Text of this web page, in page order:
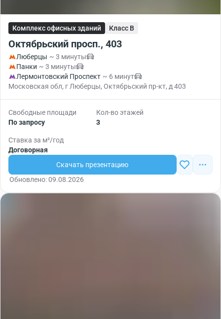
Комплекс офисных зданий Класс B
Октябрьский просп., 403
Люберцы ~ 3 минуты
Панки ~ 3 минуты
Лермонтовский Проспект ~ 6 минут
Московская обл, г Люберцы, Октябрьский пр-кт, д 403
Свободные площади
По запросу
Кол-во этажей
3
Ставка за м²/год
Договорная
Скачать презентацию
Обновлено: 09.08.2026